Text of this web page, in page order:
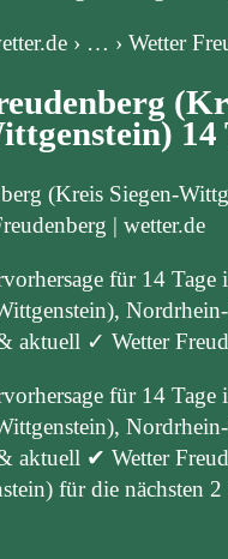
› … › Wetter
14
(Kreis Siegen-
| wetter.de
für 14 Tage
aktuell ✓ Wetter
für 14 Tage
aktuell ✔ Wetter
für die nächsten